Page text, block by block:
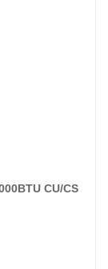
CU/CS